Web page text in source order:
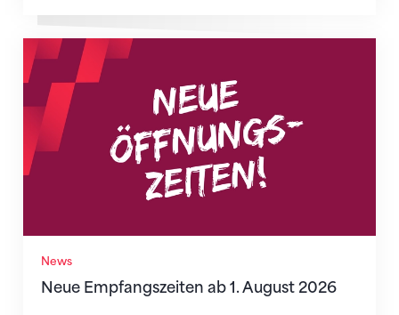
News
Neue Empfangszeiten ab 1. August 2026
Neue Empfangszeiten ab 1. August 2026